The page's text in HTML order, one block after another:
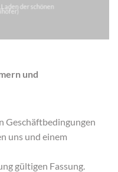
der schönen
und
Geschäftbedingungen
uns und einem
gültigen Fassung.